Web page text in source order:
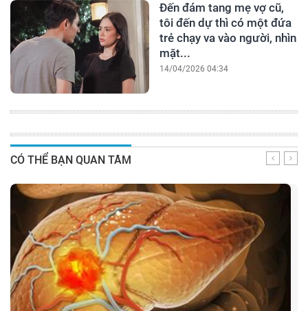
Đến đám tang mẹ vợ cũ,
tôi đến dự thì có một đứa
trẻ chạy va vào người, nhìn
mặt...
14/04/2026 04:34
CÓ THỂ BẠN QUAN TÂM